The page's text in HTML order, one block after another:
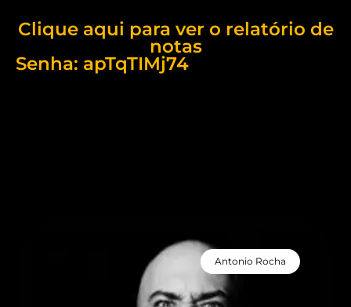
Clique aqui para ver o relatório de
notas
Senha: apTqTIMj74
Antonio Rocha